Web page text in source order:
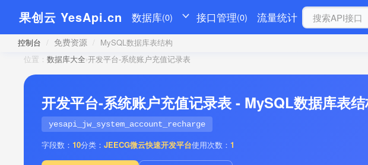
果创云 YesApi.cn 数据库(0) 接口管理(0) 流量统计
控制台 / 免费资源 / MySQL数据库表结构
位置： 数据库大全›开发平台-系统账户充值记录表
开发平台-系统账户充值记录表 - MySQL数据库表
yesapi_jw_system_account_recharge
字段数： 10分类： JEECG微云快速开发平台使用次数： 1